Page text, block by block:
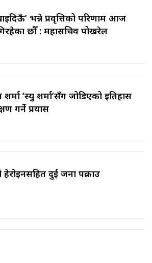
भन्ने प्रवृत्तिको परिणाम आज
छौँ : महासचिव पोखरेल
शर्मा ‘स्यु शर्मा’सँग जोडिएको इतिहास
गर्ने प्रयास
हेरोइनसहित दुई जना पक्राउ